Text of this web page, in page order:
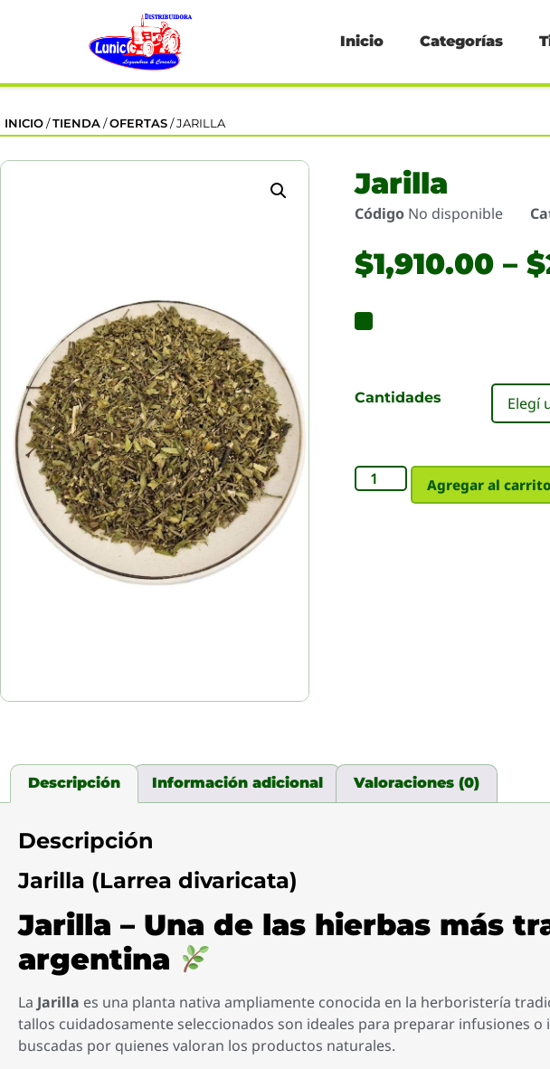
Inicio Categorías
INICIO /TIENDA /OFERTAS / JARILLA
Jarilla
Código No disponible
$1,910.00 – $
Cantidades
Agregar al carrito
Descripción Información adicional Valoraciones (0)
Descripción
Jarilla (Larrea divaricata)
Jarilla – Una de las hierbas más
argentina
La Jarilla es una planta nativa ampliamente conocida en la herboristería
tallos cuidadosamente seleccionados son ideales para preparar infusiones
buscadas por quienes valoran los productos naturales.